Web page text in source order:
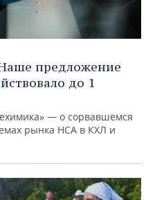
предложение
до 1
— о сорвавшемся
рынка НСА в КХЛ и